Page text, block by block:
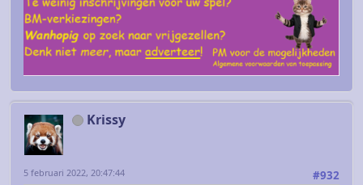
Krissy
#932
5 februari 2022, 20:47:44